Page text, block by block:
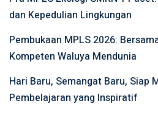
dan Kepedulian Lingkungan
Pembukaan MPLS 2026:
Kompeten Waluya Mendunia
Hari Baru, Semangat Baru, Siap
Pembelajaran yang Inspiratif